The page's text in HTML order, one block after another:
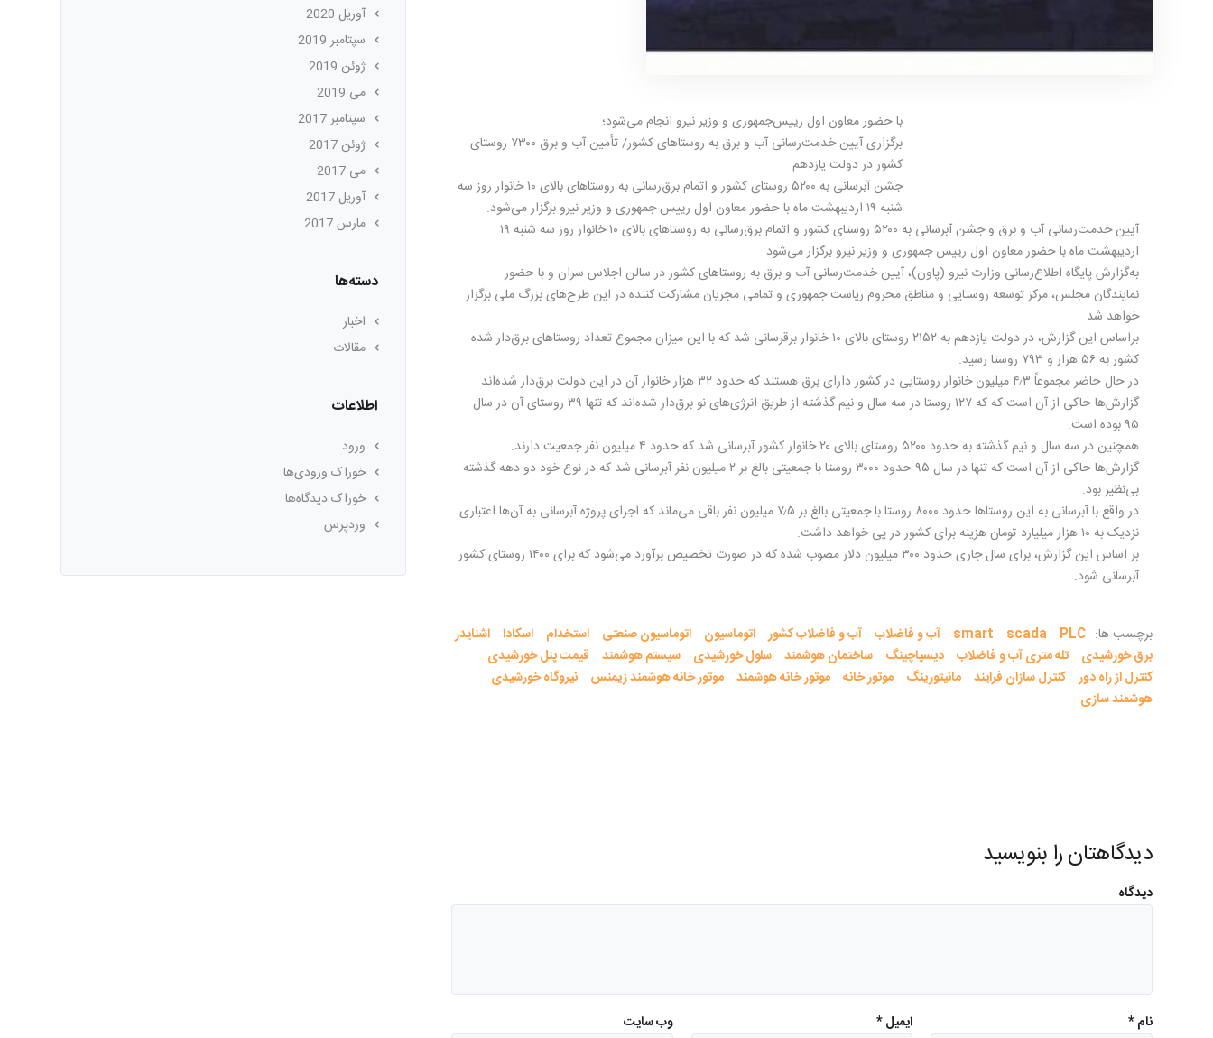
با حضور معاون اول رییس‌جمهوری و وزیر نیرو انجام می‌شود؛
برگزاری آیین خدمت‌رسانی آب و برق به روستاهای کشور/ تأمین آب و برق ۷۳۰۰ روستای
کشور در دولت یازدهم
جشن آبرسانی به ۵۲۰۰ روستای کشور و اتمام برق‌رسانی به روستاهای بالای ۱۰ خانوار روز سه
شنبه ۱۹ اردیبهشت ماه با حضور معاون اول رییس جمهوری و وزیر نیرو برگزار می‌شود.
آیین خدمت‌رسانی آب و برق و جشن آبرسانی به ۵۲۰۰ روستای کشور و اتمام برق‌رسانی به روستاهای بالای ۱۰ خانوار روز سه شنبه ۱۹
اردیبهشت ماه با حضور معاون اول رییس جمهوری و وزیر نیرو برگزار می‌شود.
به‌گزارش پایگاه اطلاع‌رسانی وزارت نیرو (پاون)، آیین خدمت‌رسانی آب و برق به روستاهای کشور در سالن اجلاس سران و با حضور
نمایندگان مجلس، مرکز توسعه روستایی و مناطق محروم ریاست جمهوری و تمامی مجریان مشارکت کننده در این طرح‌های بزرگ ملی برگزار
خواهد شد.
براساس این گزارش، در دولت یازدهم به ۲۱۵۲ روستای بالای ۱۰ خانوار برقرسانی شد که با این میزان مجموع تعداد روستاهای برق‌دار شده
کشور به ۵۶ هزار و ۷۹۳ روستا رسید
.
در حال حاضر مجموعاً ۴٫۳ میلیون خانوار روستایی در کشور دارای برق هستند که حدود ۳۲ هزار خانوار آن در این دولت برق‌دار شده‌اند
.
گزارش‌ها حاکی از آن است که که ۱۲۷ روستا در سه سال و نیم گذشته از طریق انرژی‌های نو برق‌دار شده‌اند که تنها ۳۹ روستای آن در سال
۹۵ بوده است
.
همچنین در سه سال و نیم گذشته به حدود ۵۲۰۰ روستای بالای ۲۰ خانوار کشور آبرسانی شد که حدود ۴ میلیون نفر جمعیت دارند
.
گزارش‌ها حاکی از آن است که تنها در سال ۹۵ حدود ۳۰۰۰ روستا با جمعیتی بالغ بر ۲ میلیون نفر آبرسانی شد که در نوع خود دو دهه گذشته
بی‌نظیر بود.
در واقع با آبرسانی به این روستاها حدود ۸۰۰۰ روستا با جمعیتی بالغ بر ۷٫۵ میلیون نفر باقی می‌ماند که اجرای پروژه آبرسانی به آن‌ها اعتباری
نزدیک به ۱۰ هزار میلیارد تومان هزینه برای کشور در پی خواهد داشت
.
بر اساس این گزارش، برای سال جاری حدود ۳۰۰ میلیون دلار مصوب شده که در صورت تخصیص برآورد می‌شود که برای ۱۴۰۰ روستای کشور
آبرسانی شود.
برچسب ها: PLC
scada
smart آب و فاضلاب آب و فاضلاب کشور اتوماسیون اتوماسیون صنعتی استخدام اسکادا اشنایدر
برق خورشیدی
تله متری آب و فاضلاب دیسپاچینگ ساختمان هوشمند سلول خورشیدی سیستم هوشمند
قیمت پنل خورشیدی
کنترل از راه دور کنترل سازان فرایند مانیتورینگ موتور خانه موتور خانه هوشمند موتور خانه هوشمند زیمنس
نیروگاه خورشیدی
هوشمند سازی
دیدگاهتان را بنویسید
دیدگاه
نام* ایمیل* وب‌ سایت
آوریل 2020
سپتامبر 2019
ژوئن 2019
می 2019
سپتامبر 2017
ژوئن 2017
می 2017
آوریل 2017
مارس 2017
دسته‌ها
اخبار
مقالات
اطلاعات
ورود
خوراک ورودی‌ها
خوراک دیدگاه‌ها
وردپرس